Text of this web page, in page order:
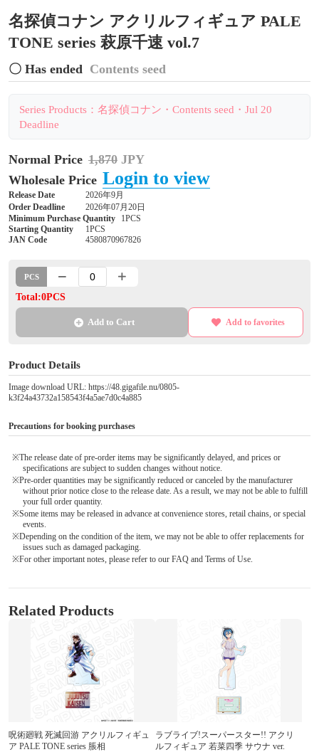
名探偵コナン アクリルフィギュア PALE
TONE series 萩原千速 vol.7
〇 Has ended Contents seed
Series Products：名探偵コナン・Contents seed・Jul 20
Deadline
Normal Price 1,870 JPY
Wholesale Price Login to view
Release Date
2026年9月
Order Deadline
2026年07月20日
Minimum Purchase Quantity
1PCS
Starting Quantity
1PCS
JAN Code
4580870967826
PCS
Total:0PCS
Add to Cart Add to favorites
Product Details
Image download URL: https://48.gigafile.nu/0805-
k3f24a43732a158543f4a5ae7d0c4a885
Precautions for booking purchases
※The release date of pre-order items may be significantly delayed, and prices or
specifications are subject to sudden changes without notice.
※Pre-order quantities may be significantly reduced or canceled by the manufacturer
without prior notice close to the release date. As a result, we may not be able to fulfill
your full order quantity.
※Some items may be released in advance at convenience stores, retail chains, or special
events.
※Depending on the condition of the item, we may not be able to offer replacements for
issues such as damaged packaging.
※For other important notes, please refer to our FAQ and Terms of Use.
Related Products
呪術廻戦 死滅回游 アクリルフィギュ
ア PALE TONE series 脹相
ラブライブ!スーパースター!! アクリ
ルフィギュア 若菜四季 サウナ ver.